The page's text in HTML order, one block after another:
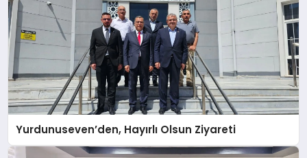
Yurdunuseven’den, Hayırlı Olsun Ziyareti